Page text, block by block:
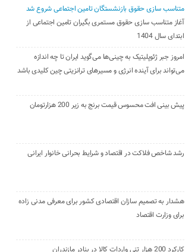
متناسب سازی حقوق بازنشستگان تامین اجتماعی شروع شد
آغاز متناسب سازی حقوق مستمری بگیران تامین اجتماعی از
ابتدای سال 1404
امروز جبر ژئوپلیتیک به چینی‌ها می‌گوید ایران تا چه اندازه
می‌تواند برای آینده انرژی و مسیرهای ترانزیتی چین کلیدی باشد
پیش بینی افت محسوس قیمت برنج به زیر 200 هزارتومان
رشد شاخص فلاکت در اقتصاد و شرایط بحرانی خانوار ایرانی
هشدار به تصمیم سازان اقتصادی کشور برای معرفی مدنی زاده
برای وزارت اقتصاد
کارکرد 200 هزار تنی واردات کالا در بنادر مازندران